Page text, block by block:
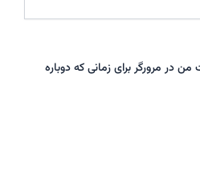
در مرورگر برای زمانی که دوباره